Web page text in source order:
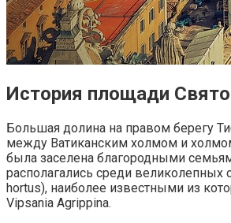
История площади
Большая долина на правом берегу
между Ватиканским холмом и
была заселена благородными
располагались среди великолепных
hortus), наиболее известными из
Vipsania Agrippina.